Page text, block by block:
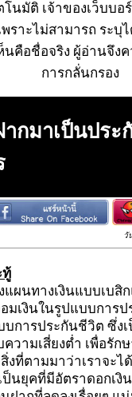
นมัติ เจ้าของเว็บบ
ราะไม่สามารถ ระบุ
นคือชื่อจริง ผู้อ่านจึ
การกลั่นกรอง
ากมาเป็นปร
วั
ทู้
แผนทางเงินแบบเบสิ
มเงินในรูปแบบการ
บการประกันชีวิต ซึ่ง
วามเสี่ยงต่ำ เพื่อรัก
งที่ตามมาว่าเราจะ
นยุคที่มีอัตราดอกเงิ